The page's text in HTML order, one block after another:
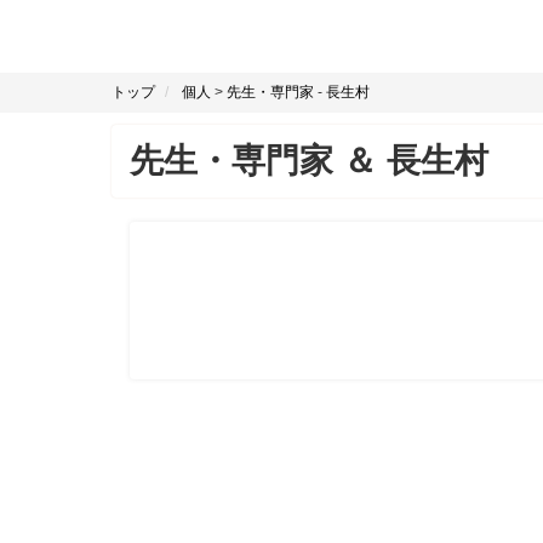
トップ 個人 > 先生・専門家 - 長生村
先生・専門家 ＆ 長生村